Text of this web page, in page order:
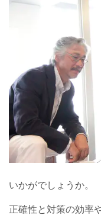
いかがでしょうか。
正確性と対策の効率